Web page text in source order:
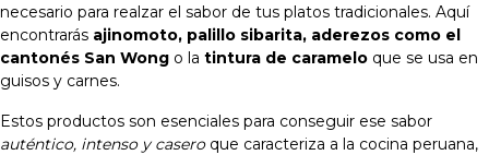
necesario para realzar el sabor de tus platos tradicionales. Aquí
encontrarás ajinomoto, palillo sibarita, aderezos como el
cantonés San Wong o la tintura de caramelo que se usa en
guisos y carnes.
Estos productos son esenciales para conseguir ese sabor
auténtico, intenso y caseroque caracteriza a la cocina peruana,